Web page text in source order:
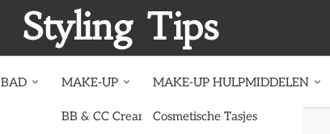
Styling Tips
MAKE-UP
BB & CC Creams
MAKE-UP HULPMIDDELEN
Cosmetische Tasjes